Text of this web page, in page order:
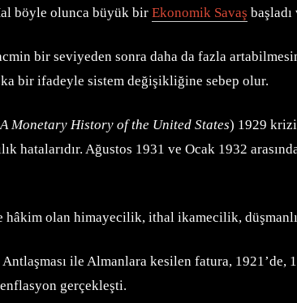
böyle olunca büyük bir Ekonomik Savaş
bir seviyeden sonra daha da fazla
bir ifadeyle sistem değişikliğine sebep olur.
A Monetary History of the United States) 1929
hatalarıdır. Ağustos 1931 ve Ocak 1932
hâkim olan himayecilik, ithal ikamecilik,
Antlaşması ile Almanlara kesilen fatura,
gerçekleşti.